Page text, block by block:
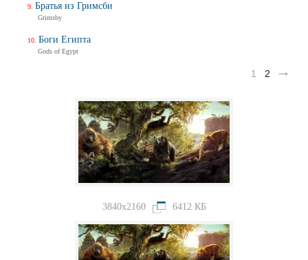
1 2
3840x2160 6412 КБ
Братья из Гримсби
Grimsby
Боги Египта
Gods of Egypt